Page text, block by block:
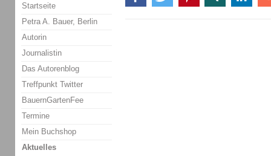
Startseite
Petra A. Bauer, Berlin
Autorin
Journalistin
Das Autorenblog
Treffpunkt Twitter
BauernGartenFee
Termine
Mein Buchshop
Aktuelles